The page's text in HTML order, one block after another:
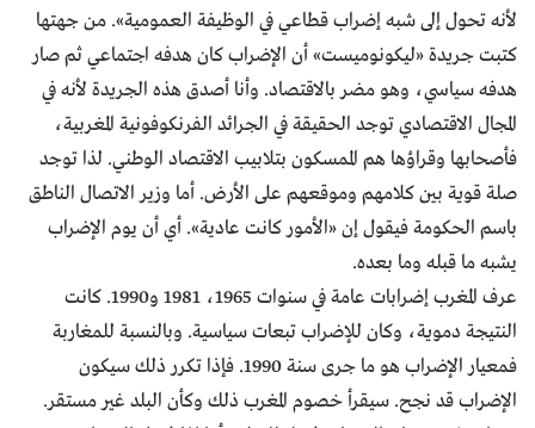
لأنه تحول إلى شبه إضراب قطاعي في الوظيفة العمومية». من جهتها
كتبت جريدة «ليكونوميست» أن الإضراب كان هدفه اجتماعي ثم صار
هدفه سياسي، وهو مضر بالاقتصاد. وأنا أصدق هذه الجريدة لأنه في
المجال الاقتصادي توجد الحقيقة في الجرائد الفرنكوفونية المغربية،
فأصحابها وقراؤها هم الممسكون بتلابيب الاقتصاد الوطني. لذا توجد
صلة قوية بين كلامهم وموقعهم على الأرض. أما وزير الاتصال الناطق
باسم الحكومة فيقول إن «الأمور كانت عادية». أي أن يوم الإضراب
يشبه ما قبله وما بعده.
عرف المغرب إضرابات عامة في سنوات 1965، 1981 و1990. كانت
النتيجة دموية، وكان للإضراب تبعات سياسية. وبالنسبة للمغاربة
فمعيار الإضراب هو ما جرى سنة 1990. فإذا تكرر ذلك سيكون
الإضراب قد نجح. سيقرأ خصوم المغرب ذلك وكأن البلد غير مستقر.